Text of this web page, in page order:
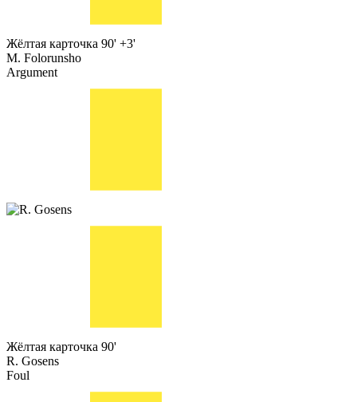
Жёлтая карточка 90' +3'
M. Folorunsho
Argument
Жёлтая карточка 90'
R. Gosens
Foul